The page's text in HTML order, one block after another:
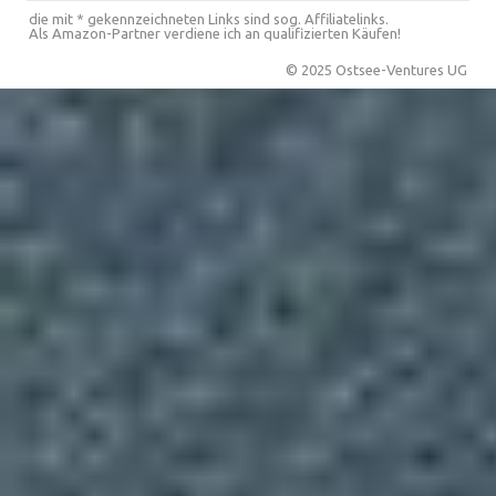
die mit * gekennzeichneten Links sind sog. Affiliatelinks.
Als Amazon-Partner verdiene ich an qualifizierten Käufen!
© 2025 Ostsee-Ventures UG